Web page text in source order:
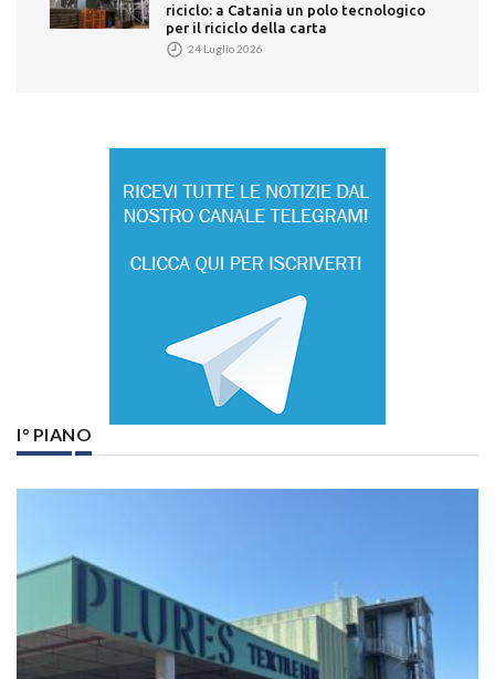
riciclo: a Catania un polo tecnologico
per il riciclo della carta
24 Luglio 2026
I° PIANO